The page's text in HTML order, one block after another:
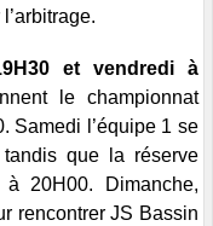
et vendredi à
le championnat
Samedi l’équipe 1 se
que la réserve
20H00. Dimanche,
rencontrer JS Bassin